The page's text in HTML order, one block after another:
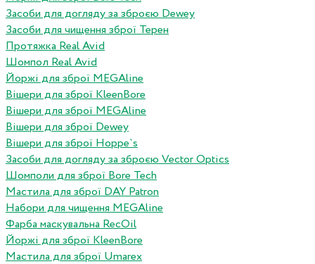
Засоби для догляду за зброєю Dewey
Засоби для чищення зброї Терен
Протяжка Real Avid
Шомпол Real Avid
Йоржі для зброї MEGAline
Вішери для зброї KleenBore
Вішери для зброї MEGAline
Вішери для зброї Dewey
Вішери для зброї Hoppe`s
Засоби для догляду за зброєю Vector Optics
Шомполи для зброї Bore Tech
Мастила для зброї DAY Patron
Набори для чищення MEGAline
Фарба маскувальна RecOil
Йоржі для зброї KleenBore
Мастила для зброї Umarex